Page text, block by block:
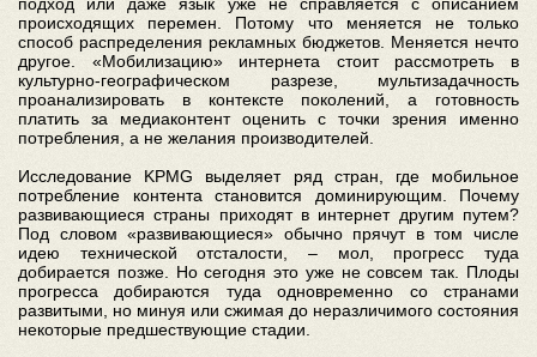
происходящих перемен. Потому что меняется не только
способ распределения рекламных бюджетов. Меняется нечто
другое. «Мобилизацию» интернета стоит рассмотреть в
культурно-географическом разрезе, мультизадачность
проанализировать в контексте поколений, а готовность
платить за медиаконтент оценить с точки зрения именно
потребления, а не желания производителей.
Исследование KPMG выделяет ряд стран, где мобильное
потребление контента становится доминирующим. Почему
развивающиеся страны приходят в интернет другим путем?
Под словом «развивающиеся» обычно прячут в том числе
идею технической отсталости, – мол, прогресс туда
добирается позже. Но сегодня это уже не совсем так. Плоды
прогресса добираются туда одновременно со странами
развитыми, но минуя или сжимая до неразличимого состояния
некоторые предшествующие стадии.